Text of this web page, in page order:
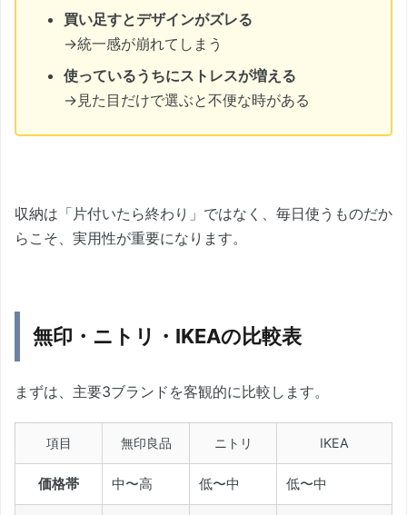
買い足すとデザインがズレる
→統一感が崩れてしまう
使っているうちにストレスが増える
→見た目だけで選ぶと不便な時がある
収納は「片付いたら終わり」ではなく、毎日使うものだか
らこそ、実用性が重要になります。
無印・ニトリ・IKEAの比較表
まずは、主要3ブランドを客観的に比較します。
項目 無印良品 ニトリ IKEA
価格帯 中〜高 低〜中 低〜中